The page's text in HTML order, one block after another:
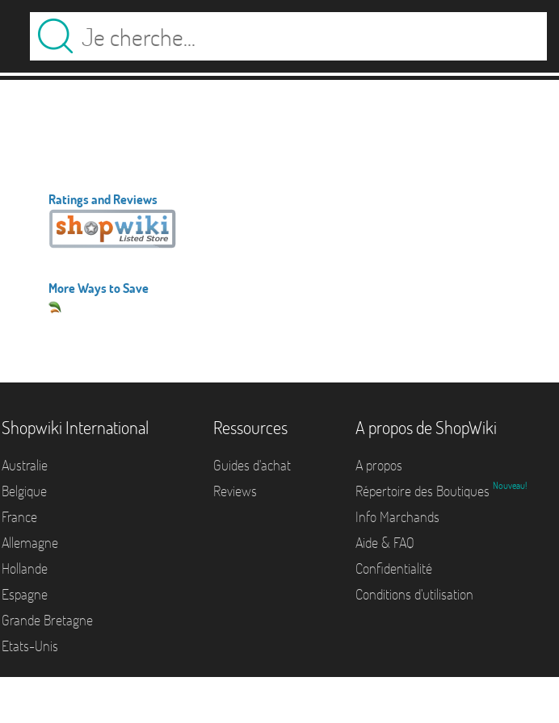
Ratings and Reviews
More Ways to Save
Shopwiki International
Australie
Belgique
France
Allemagne
Hollande
Espagne
Grande Bretagne
Etats-Unis
Ressources
Guides d'achat
Reviews
A propos de ShopWiki
A propos
Répertoire des Boutiques Nouveau!
Info Marchands
Aide & FAQ
Confidentialité
Conditions d'utilisation